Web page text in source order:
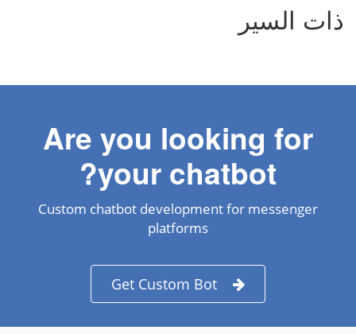
ذات السير
Are you looking for
your chatbot?
Custom chatbot development for messenger
platforms
Get Custom Bot